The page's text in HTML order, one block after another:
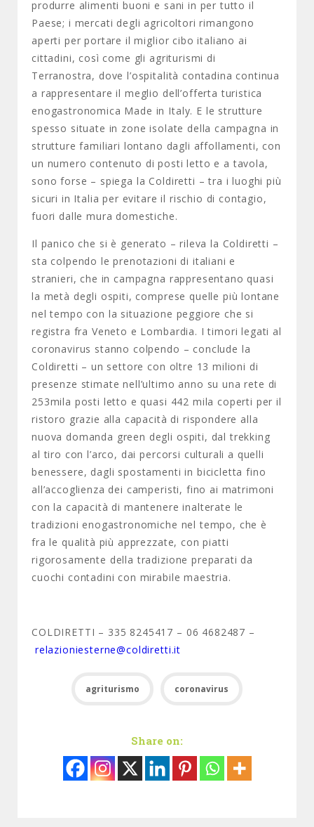
produrre alimenti buoni e sani in per tutto il
Paese; i mercati degli agricoltori rimangono
aperti per portare il miglior cibo italiano ai
cittadini, così come gli agriturismi di
Terranostra, dove l’ospitalità contadina continua
a rappresentare il meglio dell’offerta turistica
enogastronomica Made in Italy. E le strutture
spesso situate in zone isolate della campagna in
strutture familiari lontano dagli affollamenti, con
un numero contenuto di posti letto e a tavola,
sono forse – spiega la Coldiretti – tra i luoghi più
sicuri in Italia per evitare il rischio di contagio,
fuori dalle mura domestiche.
Il panico che si è generato – rileva la Coldiretti –
sta colpendo le prenotazioni di italiani e
stranieri, che in campagna rappresentano quasi
la metà degli ospiti, comprese quelle più lontane
nel tempo con la situazione peggiore che si
registra fra Veneto e Lombardia. I timori legati al
coronavirus stanno colpendo – conclude la
Coldiretti – un settore con oltre 13 milioni di
presenze stimate nell’ultimo anno su una rete di
253mila posti letto e quasi 442 mila coperti per il
ristoro grazie alla capacità di rispondere alla
nuova domanda green degli ospiti, dal trekking
al tiro con l’arco, dai percorsi culturali a quelli
benessere, dagli spostamenti in bicicletta fino
all’accoglienza dei camperisti, fino ai matrimoni
con la capacità di mantenere inalterate le
tradizioni enogastronomiche nel tempo, che è
fra le qualità più apprezzate, con piatti
rigorosamente della tradizione preparati da
cuochi contadini con mirabile maestria.
COLDIRETTI – 335 8245417 – 06 4682487 –
relazioniesterne@coldiretti.it
agriturismo coronavirus
Share on: